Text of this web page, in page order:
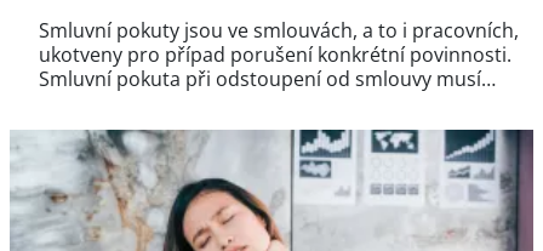
Smluvní pokuty jsou ve smlouvách, a to i pracovních,
ukotveny pro případ porušení konkrétní povinnosti.
Smluvní pokuta při odstoupení od smlouvy musí…